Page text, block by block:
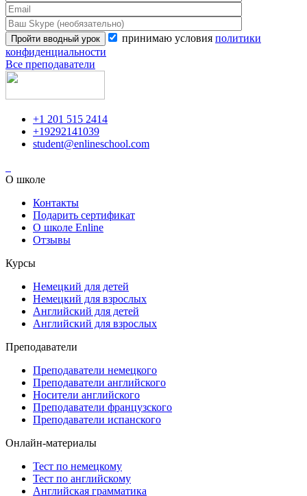
принимаю условия политики
конфиденциальности
Все преподаватели
+1 201 515 2414
+19292141039
student@enlineschool.com
О школе
Контакты
Подарить сертификат
О школе Enline
Отзывы
Курсы
Немецкий для детей
Немецкий для взрослых
Английский для детей
Английский для взрослых
Преподаватели
Преподаватели немецкого
Преподаватели английского
Носители английского
Преподаватели французского
Преподаватели испанского
Онлайн-материалы
Тест по немецкому
Тест по английскому
Английская грамматика